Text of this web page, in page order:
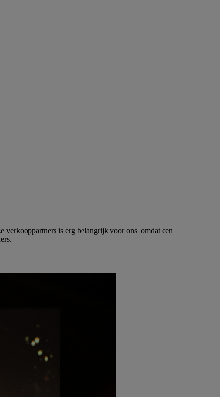
verkooppartners is erg belangrijk voor ons, omdat een